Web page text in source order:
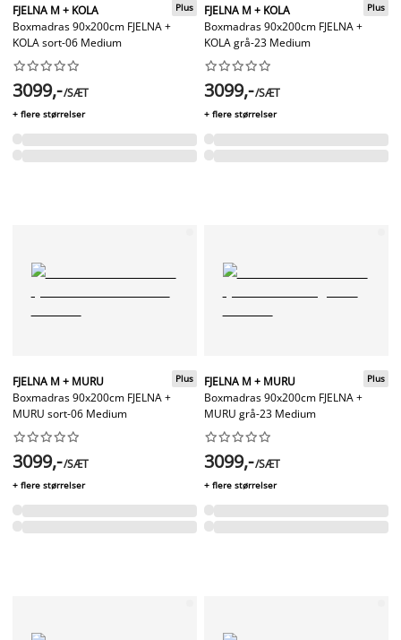
FJELNA M + KOLA
Boxmadras 90x200cm FJELNA +
KOLA sort-06 Medium
Plus






3099,-/SÆT
+ flere størrelser
FJELNA M + KOLA
Boxmadras 90x200cm FJELNA +
KOLA grå-23 Medium
Plus






3099,-/SÆT
+ flere størrelser
FJELNA M + MURU
Boxmadras 90x200cm FJELNA +
MURU sort-06 Medium
Plus






3099,-/SÆT
+ flere størrelser
FJELNA M + MURU
Boxmadras 90x200cm FJELNA +
MURU grå-23 Medium
Plus






3099,-/SÆT
+ flere størrelser